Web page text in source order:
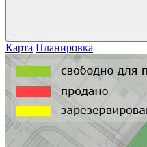
Карта Планировка